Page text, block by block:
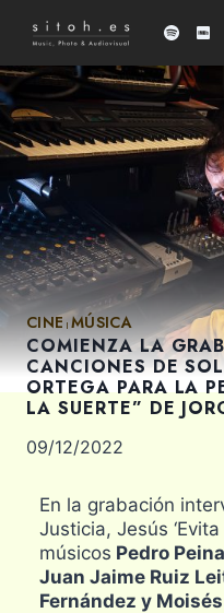
CINE |MÚSICA
COMIENZA LA
CANCIONES DE
ORTEGA PARA LA
LA SUERTE” DE
09/12/2022
En la grabación
Justicia, Jesús
músicos Pedro
Juan Jaime Ruiz
Fernández y